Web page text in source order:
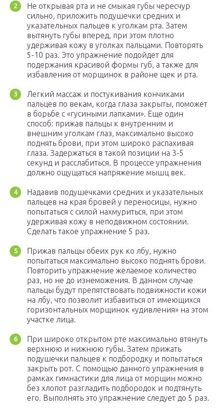
Не открывая рта и не смыкая губы чересчур
сильно, приложить подушечки средних и
указательных пальцев к уголкам рта. Затем
вытянуть губы вперед, при этом плотно
удерживая кожу в уголках пальцами. Повторять
5-10 раз. Это упражнение подойдет для
подержания красивой формы губ, а также для
избавления от морщинок в районе щек и рта.
Легкий массаж и постукивания кончиками
пальцев по векам, когда глаза закрыты, поможет
в борьбе с «гусиными лапками». Еще один
способ: прижав пальцы к внутренним и
внешним уголкам глаз, максимально высоко
поднять брови, при этом широко распахивая
глаза. Задержаться в такой позиции на 3-5
секунд и расслабиться. В процессе упражнения
должно ощущаться напряжение мышц век.
Надавив подушечками средних и указательных
пальцев на края бровей у переносицы, нужно
попытаться с силой нахмуриться, при этом
удерживая кожу в неподвижном состоянии.
Сделать такое упражнение 5 раз.
Прижав пальцы обеих рук ко лбу, нужно
попытаться максимально высоко поднять брови.
Повторить упражнение желаемое количество
раз, но не до изнеможения. В данном случае
пальцы будут препятствовать подвижности кожи
на лбу, что позволит избавиться от имеющихся
горизонтальных морщинок «удивления» на этом
участке лица.
При широко открытом рте максимально втянуть
верхнюю и нижнюю губы. Затем прижать
подушечки пальцев к подбородку и попытаться
закрыть рот. С помощью данного упражнения в
рамках гимнастики для лица от морщин можно
без хлопот разгладить подбородок и подтянуть
его. Выполнять это упражнение следует до 5 раз.